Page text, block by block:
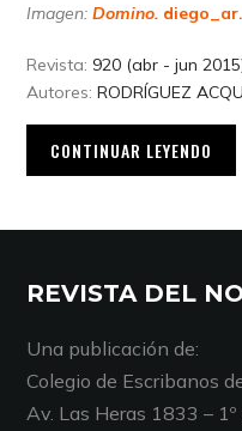
Imagen:Domino. diego_ar.
Revista: 920 (abr - jun
Autores:RODRÍGUEZ
CONTINUAR LEYENDO
REVISTA DEL
Una publicación de:
Colegio de Escribanos
Av. Las Heras 1833 – 1º